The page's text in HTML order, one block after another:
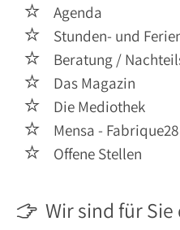
 Agenda
 Stunden- und
 Beratung /
 Das Magazin
 Die Mediothek
 Mensa - Fabrique28
 Offene Stellen
 Wir sind für Sie